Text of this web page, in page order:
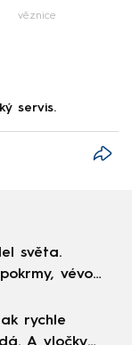
věznice
servis.
světa.
vévodí
rychle